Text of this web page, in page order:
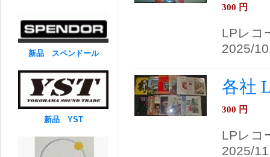
300 円
LPレコ
2025/10
各社
300 円
LPレコ
2025/11
新品 スペンドール
新品 YST